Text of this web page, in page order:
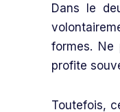
Dans le
formes. Ne
profite
Toutefois,